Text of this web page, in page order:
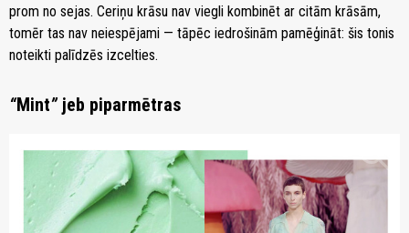
prom no sejas. Ceriņu krāsu nav viegli kombinēt ar citām krāsām,
tomēr tas nav neiespējami — tāpēc iedrošinām pamēģināt: šis tonis
noteikti palīdzēs izcelties.
“Mint” jeb piparmētras
zoom_in